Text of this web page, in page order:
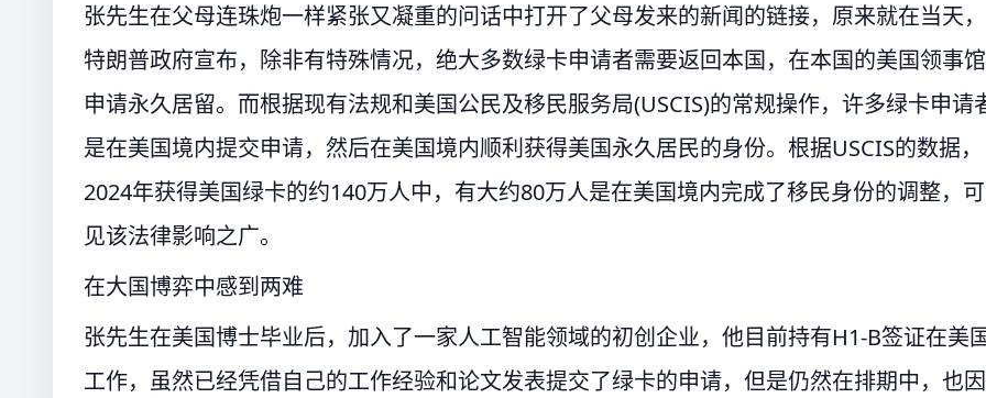
张先生在父母连珠炮一样紧张又凝重的问话中打开了父母发来的新闻的链接，原来就在当天，
特朗普政府宣布，除非有特殊情况，绝大多数绿卡申请者需要返回本国，在本国的美国领事馆
申请永久居留。而根据现有法规和美国公民及移民服务局(USCIS)的常规操作，许多绿卡申请
是在美国境内提交申请，然后在美国境内顺利获得美国永久居民的身份。根据USCIS的数据，
2024年获得美国绿卡的约140万人中，有大约80万人是在美国境内完成了移民身份的调整，可
见该法律影响之广。
在大国博弈中感到两难
张先生在美国博士毕业后，加入了一家人工智能领域的初创企业，他目前持有H1-B签证在美
工作，虽然已经凭借自己的工作经验和论文发表提交了绿卡的申请，但是仍然在排期中，也因